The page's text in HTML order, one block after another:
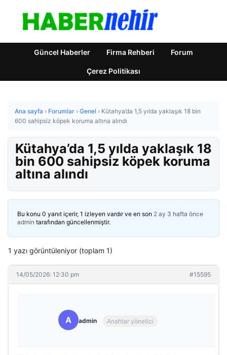
Güncel Haberler Firma Rehberi Forum
Çerez Politikası
Ana sayfa › Forumlar › Genel › Kütahya’da 1,5 yılda yaklaşık 18 bin
600 sahipsiz köpek koruma altına alındı
Kütahya’da 1,5 yılda yaklaşık 18
bin 600 sahipsiz köpek koruma
altına alındı
Bu konu 0 yanıt içerir, 1 izleyen vardır ve en son 2 ay 3 hafta önce
admin tarafından güncellenmiştir.
1 yazı görüntüleniyor (toplam 1)
14/05/2026: 12:30 pm #15595
A admin Anahtar yönetici